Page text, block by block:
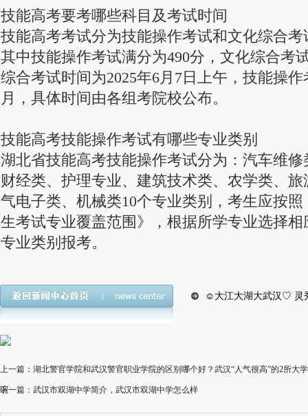
技能高考要考哪些科目及考试时间
技能高考考试分为技能操作考试和文化综合考
其中技能操作考试满分为490分，文化综合考
综合考试时间为2025年6月7日上午，技能操作
月，具体时间由各组考院校公布。
技能高考技能操作考试有哪些专业类别
湖北省技能高考技能操作考试分为：汽车维
财经类、护理专业、建筑技术类、农学类、
气电子类、机械类10个专业类别，考生应按
生考试专业覆盖范围》，根据所学专业选择
专业类别报考。
☺大江大湖大武汉♡ 灵
上一篇：湖北警官学院和武汉警官职业学院的区别哪个好？武汉“人气很高”的2所大
碗
下一篇：武汉市双湖中学简介，武汉市双湖中学怎么样